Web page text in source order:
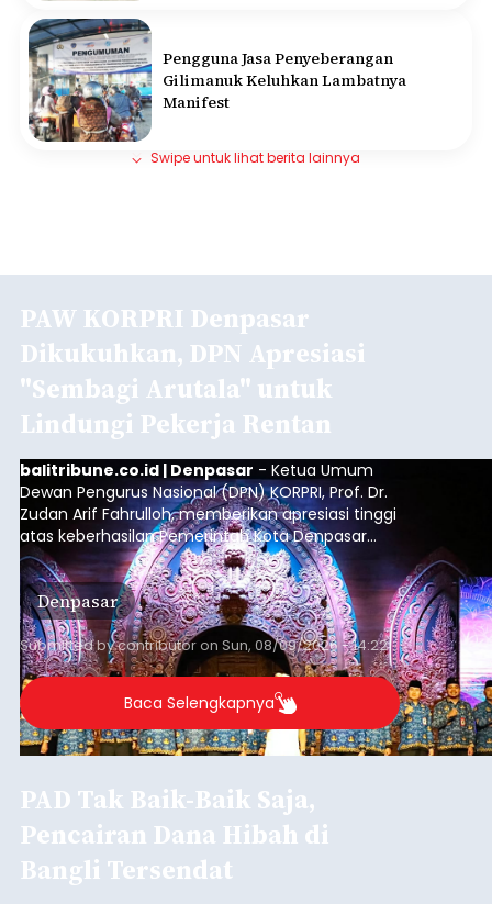
Pengguna Jasa Penyeberangan
Gilimanuk Keluhkan Lambatnya
Manifest
Swipe untuk lihat berita lainnya
PAW KORPRI Denpasar
Dikukuhkan, DPN Apresiasi
"Sembagi Arutala" untuk
Lindungi Pekerja Rentan
balitribune.co.id | Denpasar - Ketua Umum
Dewan Pengurus Nasional (DPN) KORPRI, Prof. Dr.
Zudan Arif Fahrulloh, memberikan apresiasi tinggi
atas keberhasilan Pemerintah Kota Denpasar
dan KORPRI Kota Denpasar dalam
mengimplementasikan program gotong royong
kepedulian sosial bertajuk "Sembagi Arutala".
Denpasar
Submitted bycontributoron Sun, 08/09/2026 - 14:22
Baca Selengkapnya
PAD Tak Baik-Baik Saja,
Pencairan Dana Hibah di
Bangli Tersendat